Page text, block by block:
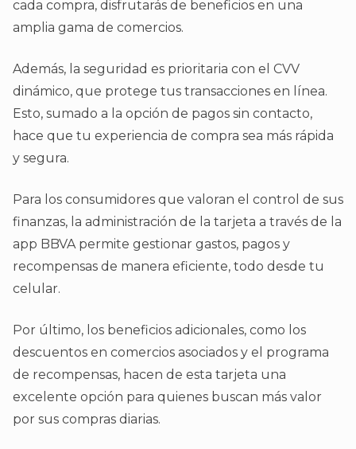
cada compra, disfrutarás de beneficios en una
amplia gama de comercios.
Además, la seguridad es prioritaria con el CVV
dinámico, que protege tus transacciones en línea.
Esto, sumado a la opción de pagos sin contacto,
hace que tu experiencia de compra sea más rápida
y segura.
Para los consumidores que valoran el control de sus
finanzas, la administración de la tarjeta a través de la
app BBVA permite gestionar gastos, pagos y
recompensas de manera eficiente, todo desde tu
celular.
Por último, los beneficios adicionales, como los
descuentos en comercios asociados y el programa
de recompensas, hacen de esta tarjeta una
excelente opción para quienes buscan más valor
por sus compras diarias.